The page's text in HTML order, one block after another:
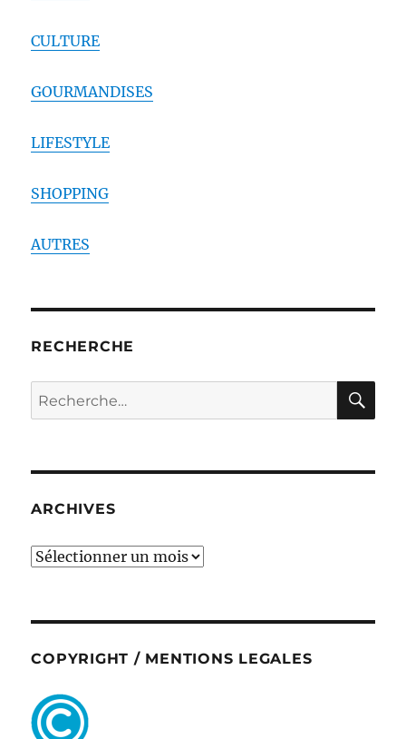
CULTURE
GOURMANDISES
LIFESTYLE
SHOPPING
AUTRES
RECHERCHE
Recherche
pour :
ARCHIVES
ARCHIVES
COPYRIGHT / MENTIONS LEGALES